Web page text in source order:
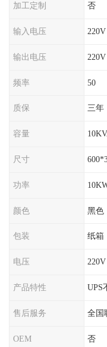
加工定制 否
输入电压 220V
输出电压 220V
频率 50
质保 三年
容量
尺寸
功率
颜色 黑色
包装 纸箱
电压 220V
产品特性 UPS
售后服务 全国
OEM 否